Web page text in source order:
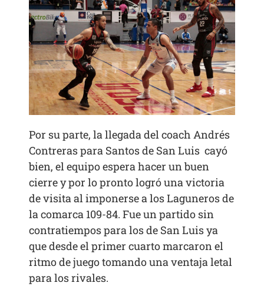
Por su parte, la llegada del coach Andrés
Contreras para Santos de San Luis cayó
bien, el equipo espera hacer un buen
cierre y por lo pronto logró una victoria
de visita al imponerse a los Laguneros de
la comarca 109-84. Fue un partido sin
contratiempos para los de San Luis ya
que desde el primer cuarto marcaron el
ritmo de juego tomando una ventaja letal
para los rivales.